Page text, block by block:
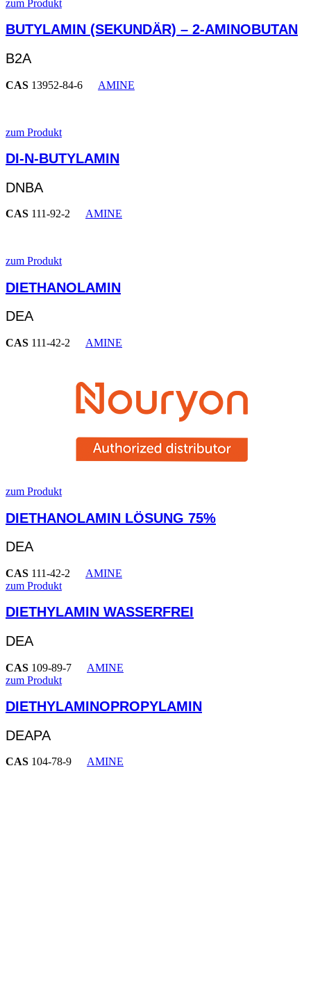
zum Produkt
BUTYLAMIN (SEKUNDÄR) – 2-AMINOBUTAN
B2A
CAS 13952-84-6 AMINE
zum Produkt
DI-N-BUTYLAMIN
DNBA
CAS 111-92-2 AMINE
zum Produkt
DIETHANOLAMIN
DEA
CAS 111-42-2 AMINE
zum Produkt
DIETHANOLAMIN LÖSUNG 75%
DEA
CAS 111-42-2
AMINE
zum Produkt
DIETHYLAMIN WASSERFREI
DEA
CAS 109-89-7
AMINE
zum Produkt
DIETHYLAMINOPROPYLAMIN
DEAPA
CAS 104-78-9 AMINE